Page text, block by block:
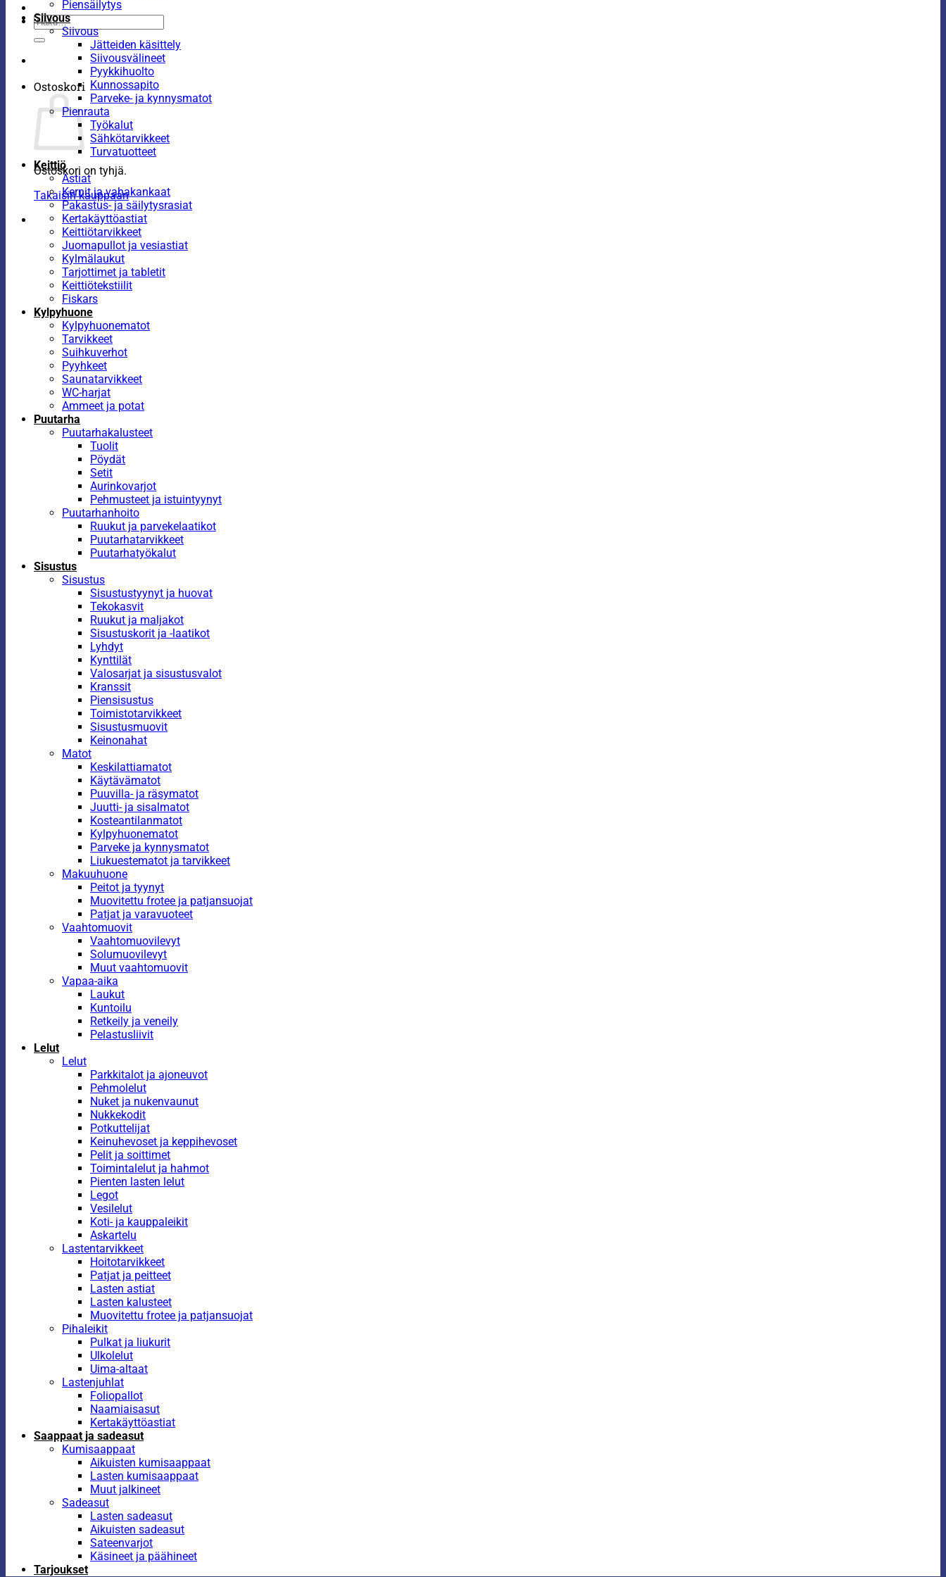
Etsi:
Ostoskori
Ostoskori on tyhjä.
Takaisin kauppaan
Piensäilytys
Siivous
Siivous
Jätteiden käsittely
Siivousvälineet
Pyykkihuolto
Kunnossapito
Parveke- ja kynnysmatot
Pienrauta
Työkalut
Sähkötarvikkeet
Turvatuotteet
Keittiö
Astiat
Kernit ja vahakankaat
Pakastus- ja säilytysrasiat
Kertakäyttöastiat
Keittiötarvikkeet
Juomapullot ja vesiastiat
Kylmälaukut
Tarjottimet ja tabletit
Keittiötekstiilit
Fiskars
Kylpyhuone
Kylpyhuonematot
Tarvikkeet
Suihkuverhot
Pyyhkeet
Saunatarvikkeet
WC-harjat
Ammeet ja potat
Puutarha
Puutarhakalusteet
Tuolit
Pöydät
Setit
Aurinkovarjot
Pehmusteet ja istuintyynyt
Puutarhanhoito
Ruukut ja parvekelaatikot
Puutarhatarvikkeet
Puutarhatyökalut
Sisustus
Sisustus
Sisustustyynyt ja huovat
Tekokasvit
Ruukut ja maljakot
Sisustuskorit ja -laatikot
Lyhdyt
Kynttilät
Valosarjat ja sisustusvalot
Kranssit
Piensisustus
Toimistotarvikkeet
Sisustusmuovit
Keinonahat
Matot
Keskilattiamatot
Käytävämatot
Puuvilla- ja räsymatot
Juutti- ja sisalmatot
Kosteantilanmatot
Kylpyhuonematot
Parveke ja kynnysmatot
Liukuestematot ja tarvikkeet
Makuuhuone
Peitot ja tyynyt
Muovitettu frotee ja patjansuojat
Patjat ja varavuoteet
Vaahtomuovit
Vaahtomuovilevyt
Solumuovilevyt
Muut vaahtomuovit
Vapaa-aika
Laukut
Kuntoilu
Retkeily ja veneily
Pelastusliivit
Lelut
Lelut
Parkkitalot ja ajoneuvot
Pehmolelut
Nuket ja nukenvaunut
Nukkekodit
Potkuttelijat
Keinuhevoset ja keppihevoset
Pelit ja soittimet
Toimintalelut ja hahmot
Pienten lasten lelut
Legot
Vesilelut
Koti- ja kauppaleikit
Askartelu
Lastentarvikkeet
Hoitotarvikkeet
Patjat ja peitteet
Lasten astiat
Lasten kalusteet
Muovitettu frotee ja patjansuojat
Pihaleikit
Pulkat ja liukurit
Ulkolelut
Uima-altaat
Lastenjuhlat
Foliopallot
Naamiaisasut
Kertakäyttöastiat
Saappaat ja sadeasut
Kumisaappaat
Aikuisten kumisaappaat
Lasten kumisaappaat
Muut jalkineet
Sadeasut
Lasten sadeasut
Aikuisten sadeasut
Sateenvarjot
Käsineet ja päähineet
Tarjoukset